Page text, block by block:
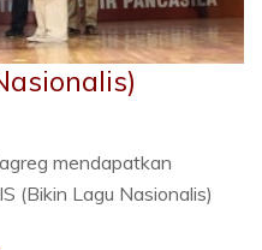
mendapatkan
(Bikin Lagu Nasionalis)